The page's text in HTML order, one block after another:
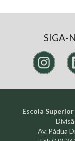
SIGA-
Escola
Av. Pádua